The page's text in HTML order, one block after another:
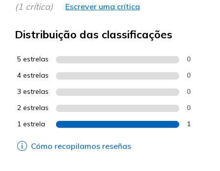
(1 crítica) Escrever uma crítica
Distribuição das classificações
5 estrelas 0
4 estrelas 0
3 estrelas 0
2 estrelas 0
1 estrela 1
Cómo recopilamos reseñas